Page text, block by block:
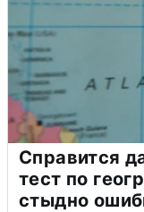
Справится
тест по
стыдно